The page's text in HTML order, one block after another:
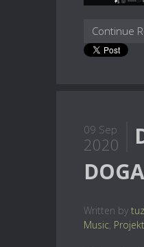
Continue
09 Sep
2020
Written by
Music